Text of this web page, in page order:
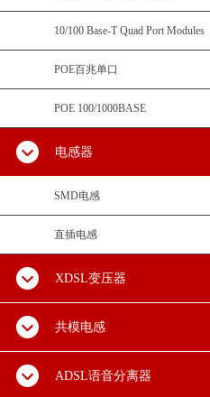
10/100 Base-T Quad Port Modules
POE百兆单口
POE 100/1000BASE
电感器
SMD电感
直插电感
XDSL变压器
共模电感
ADSL语音分离器